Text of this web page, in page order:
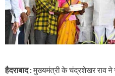
हैदराबाद :मुख्यमंत्री के चंद्रशेखर राव ने